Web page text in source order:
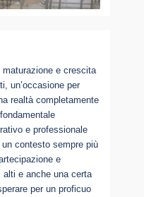
maturazione e crescita
un’occasione per
realtà completamente
e professionale
contesto sempre più
e
alti e anche una certa
per un proficuo